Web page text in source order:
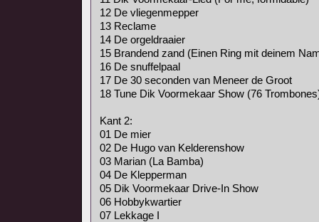
12 De vliegenmepper
13 Reclame
14 De orgeldraaier
15 Brandend zand (Einen Ring mit deinem
16 De snuffelpaal
17 De 30 seconden van Meneer de Groot
18 Tune Dik Voormekaar Show (76
Kant 2:
01 De mier
02 De Hugo van Kelderenshow
03 Marian (La Bamba)
04 De Klepperman
05 Dik Voormekaar Drive-In Show
06 Hobbykwartier
07 Lekkage I